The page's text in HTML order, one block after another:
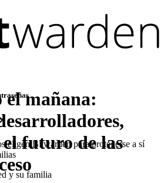
eligen Bitwarden para protegerse a sí
y su familia
el mañana:
futuro de las